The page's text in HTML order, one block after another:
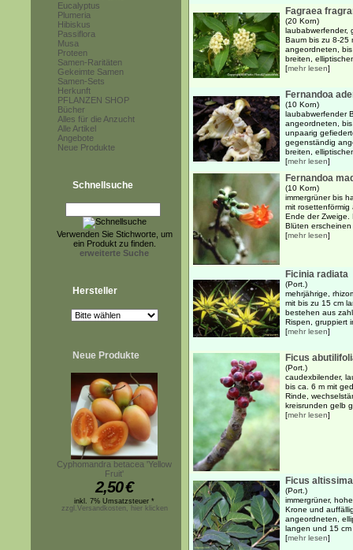
Eucalyptus
Plumeria
Hibiskus
Passiflora
Musa
Proteen
Samen-Raritäten
Gekeimte Samen
Samen-Sets
Herkunft
PFLANZEN SHOP
Bücher
Alles für die Anzucht
Alle Artikel
Angebote
Neue Produkte
Schnellsuche
Verwenden Sie Stichworte, um
ein Produkt zu finden.
erweiterte Suche
Hersteller
Neue Produkte
Cyphomandra betacea 'Yellow
Fruit'
2,50€
inkl. 7% Umsatzsteuer *
zzgl.Versandkosten, hier klicken
Fagraea
(20 Korn)
laubabwerfender,
Baum bis zu 8-25
angeordneten,
breiten,
[mehr lesen]
Fernandoa
(10 Korn)
laubabwerfender
angeordneten,
unpaarig
gegenständig
breiten,
[mehr lesen]
Fernandoa
(10 Korn)
immergrüner bis
mit
Ende der Zweige.
Blüten
[mehr lesen]
Ficinia radiata
(Port.)
mehrjährige,
mit bis zu 15 cm
bestehen aus
Rispen, gruppiert
[mehr lesen]
Ficus
(Port.)
caudexbilender,
bis ca. 6 m mit
Rinde,
kreisrunden gelb
[mehr lesen]
Ficus altissima
(Port.)
immergrüner,
Krone und
angeordneten,
langen und 15
[mehr lesen]